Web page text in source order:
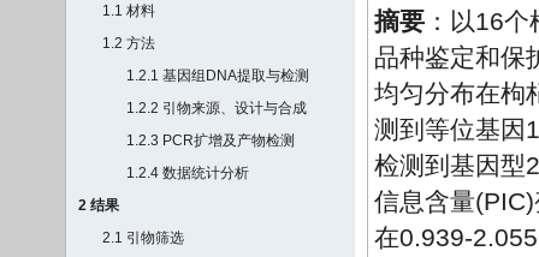
1.1 材料
1.2 方法
1.2.1 基因组DNA提取与检测
1.2.2 引物来源、设计与合成
1.2.3 PCR扩增及产物检测
1.2.4 数据统计分析
2 结果
2.1 引物筛选
摘要 ：以16
品种鉴定和保
均匀分布在枸
测到等位基因
检测到基因型
信息含量
在0.939-